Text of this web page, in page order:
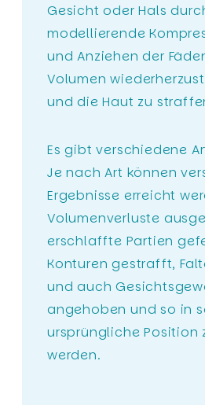
Gesicht oder Hals
modellierende
und Anziehen der
Volumen
und die Haut zu
Es gibt verschiedene
Je nach Art können
Ergebnisse erreicht
Volumenverluste
erschlaffte Partien
Konturen gestrafft,
und auch
angehoben und so in
ursprüngliche Position
werden.